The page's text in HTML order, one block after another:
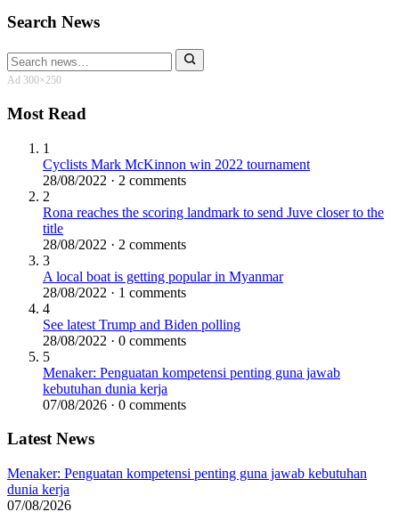
Search News
Search
for:
Ad 300×250
Most Read
1
Cyclists Mark McKinnon win 2022 tournament
28/08/2022 · 2 comments
2
Rona reaches the scoring landmark to send Juve closer to the
title
28/08/2022 · 2 comments
3
A local boat is getting popular in Myanmar
28/08/2022 · 1 comments
4
See latest Trump and Biden polling
28/08/2022 · 0 comments
5
Menaker: Penguatan kompetensi penting guna jawab
kebutuhan dunia kerja
07/08/2026 · 0 comments
Latest News
Menaker: Penguatan kompetensi penting guna jawab kebutuhan
dunia kerja
07/08/2026